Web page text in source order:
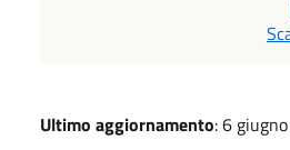
Ultimo aggiornamento: 6